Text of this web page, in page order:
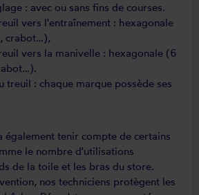
: avec ou sans fins de courses.
vers l'entraînement : hexagonale
crabot…),
vers la manivelle : hexagonale (6
treuil : chaque marque possède ses
également tenir compte de certains
le nombre d'utilisations
de la toile et les bras du store.
nos techniciens protègent les